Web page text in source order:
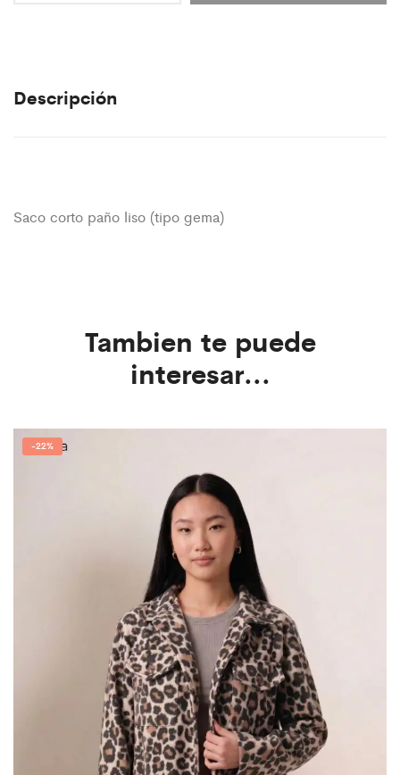
Descripción
Saco corto paño liso (tipo gema)
Tambien te puede
interesar...
-22%